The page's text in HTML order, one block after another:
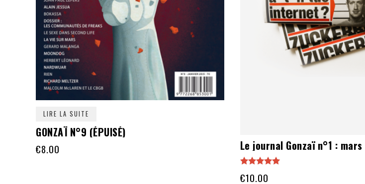
LIRE LA SUITE
GONZAÏ N°9 (ÉPUISÉ)
€8.00 Le journal Gonzaï n°1 :
5.00
€10.00